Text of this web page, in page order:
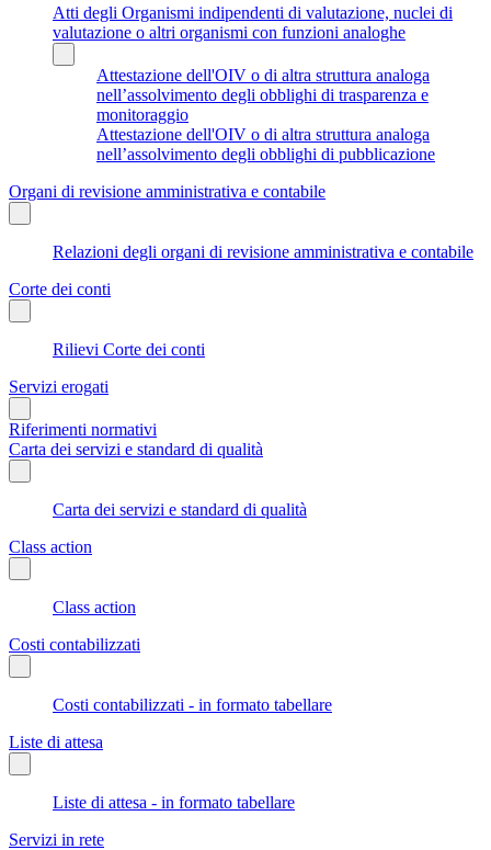
Atti degli Organismi indipendenti di valutazione, nuclei di
valutazione o altri organismi con funzioni analoghe
Attestazione dell'OIV o di altra struttura analoga
nell’assolvimento degli obblighi di trasparenza e
monitoraggio
Attestazione dell'OIV o di altra struttura analoga
nell’assolvimento degli obblighi di pubblicazione
Organi di revisione amministrativa e contabile
Relazioni degli organi di revisione amministrativa e contabile
Corte dei conti
Rilievi Corte dei conti
Servizi erogati
Riferimenti normativi
Carta dei servizi e standard di qualità
Carta dei servizi e standard di qualità
Class action
Class action
Costi contabilizzati
Costi contabilizzati - in formato tabellare
Liste di attesa
Liste di attesa - in formato tabellare
Servizi in rete